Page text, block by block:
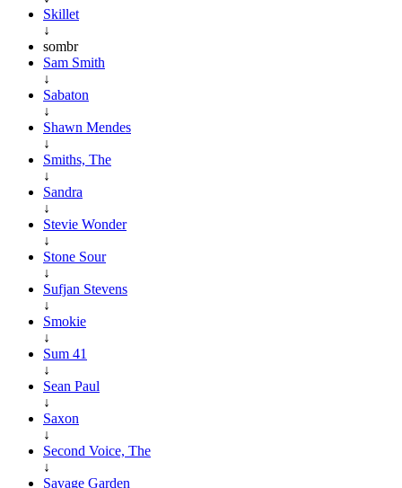
Skillet
↓
sombr
Sam Smith
↓
Sabaton
↓
Shawn Mendes
↓
Smiths, The
↓
Sandra
↓
Stevie Wonder
↓
Stone Sour
↓
Sufjan Stevens
↓
Smokie
↓
Sum 41
↓
Sean Paul
↓
Saxon
↓
Second Voice, The
↓
Savage Garden